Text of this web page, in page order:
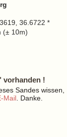
36.6722 *
(± 10m)
vorhanden !
Sandes wissen,
Mail . Danke.